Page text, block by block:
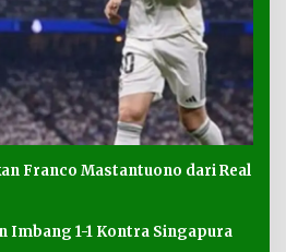
Franco Mastantuono dari Real
Imbang 1-1 Kontra Singapura